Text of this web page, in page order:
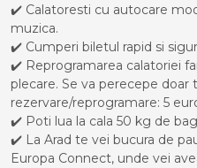
✔️ Calatoresti cu autocare
muzica.
✔️ Cumperi biletul rapid si
✔️ Reprogramarea calatoriei
plecare. Se va perecepe doar
rezervare/reprogramare: 5
✔️ Poti lua la cala 50 kg de
✔️ La Arad te vei bucura de
Europa Connect, unde vei